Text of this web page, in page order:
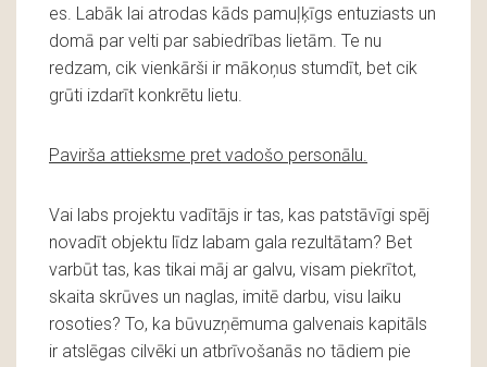
es. Labāk lai atrodas kāds pamuļķīgs entuziasts un
domā par velti par sabiedrības lietām. Te nu
redzam, cik vienkārši ir mākoņus stumdīt, bet cik
grūti izdarīt konkrētu lietu.
Pavirša attieksme pret vadošo personālu.
Vai labs projektu vadītājs ir tas, kas patstāvīgi spēj
novadīt objektu līdz labam gala rezultātam? Bet
varbūt tas, kas tikai māj ar galvu, visam piekrītot,
skaita skrūves un naglas, imitē darbu, visu laiku
rosoties? To, ka būvuzņēmuma galvenais kapitāls
ir atslēgas cilvēki un atbrīvošanās no tādiem pie